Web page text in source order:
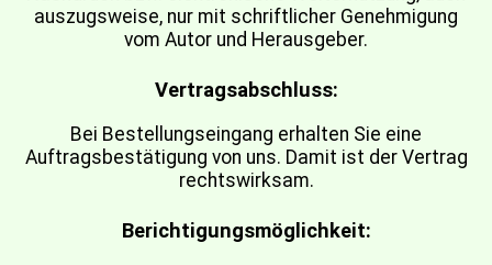
auszugsweise, nur mit schriftlicher Genehmigung
vom Autor und Herausgeber.
Vertragsabschluss:
Bei Bestellungseingang erhalten Sie eine
Auftragsbestätigung von uns. Damit ist der Vertrag
rechtswirksam.
Berichtigungsmöglichkeit: